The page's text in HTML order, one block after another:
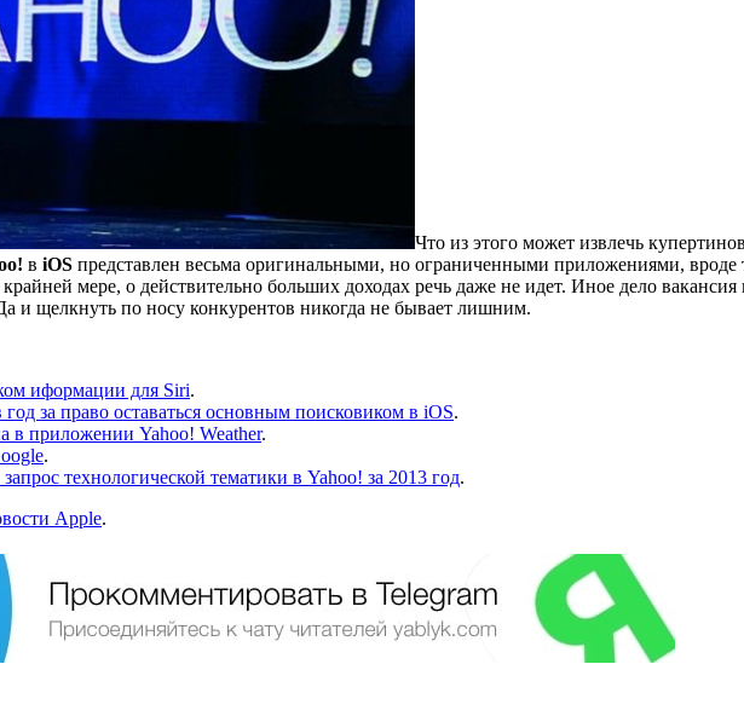
Что из этого может извлечь
в iOS представлен весьма оригинальными, но ограниченными приложениями, вроде
мере, о действительно больших доходах речь даже не идет. Иное дело
и щелкнуть по носу конкурентов никогда не бывает лишним.
иформации для Siri.
за право оставаться основным поисковиком в iOS.
в приложении Yahoo! Weather.
.
технологической тематики в Yahoo! за 2013 год.
Apple.